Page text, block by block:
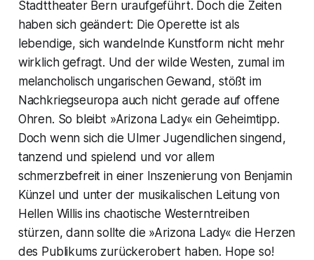
Stadttheater Bern uraufgeführt. Doch die Zeiten
haben sich geändert: Die Operette ist als
lebendige, sich wandelnde Kunstform nicht mehr
wirklich gefragt. Und der wilde Westen, zumal im
melancholisch ungarischen Gewand, stößt im
Nachkriegseuropa auch nicht gerade auf offene
Ohren. So bleibt »Arizona Lady« ein Geheimtipp.
Doch wenn sich die Ulmer Jugendlichen singend,
tanzend und spielend und vor allem
schmerzbefreit in einer Inszenierung von Benjamin
Künzel und unter der musikalischen Leitung von
Hellen Willis ins chaotische Westerntreiben
stürzen, dann sollte die »Arizona Lady« die Herzen
des Publikums zurückerobert haben. Hope so!